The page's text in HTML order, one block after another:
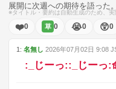
展開に次週への期待を語った。
※タイトル・要約は自動生成のため、
❤️0 草 0 😭0 😲0
1 : 名無し 2026年07月02日 9:08
:_じーっ::_じーっ: